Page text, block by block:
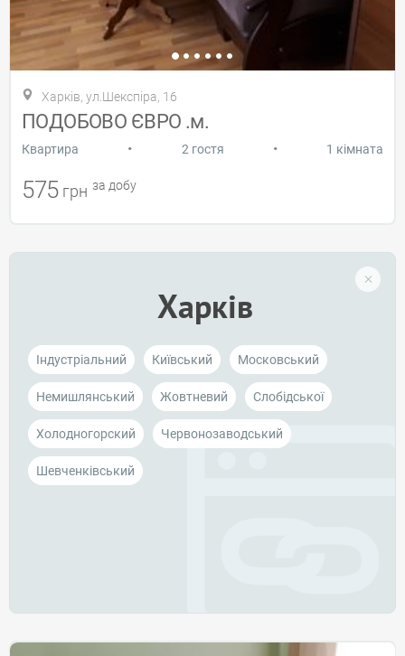
Харків, ул.Шекспіра, 16
ПОДОБОВО ЄВРО .м.
Квартира • 2 гостя • 1 кімната
575 грн за добу
Харків
Індустріальний Київський Московський
Немишлянський Жовтневий Слобідської
Холодногорский Червонозаводський
Шевченківський